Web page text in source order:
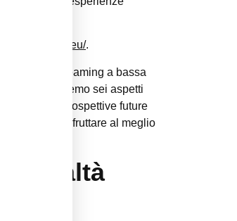
.
combina streaming a bassa
esploreremo sei aspetti
e le prospettive future
vogliono sfruttare al meglio
realtà